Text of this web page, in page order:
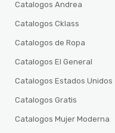
Catalogos Andrea
Catalogos Cklass
Catalogos de Ropa
Catalogos El General
Catalogos Estados Unidos
Catalogos Gratis
Catalogos Mujer Moderna